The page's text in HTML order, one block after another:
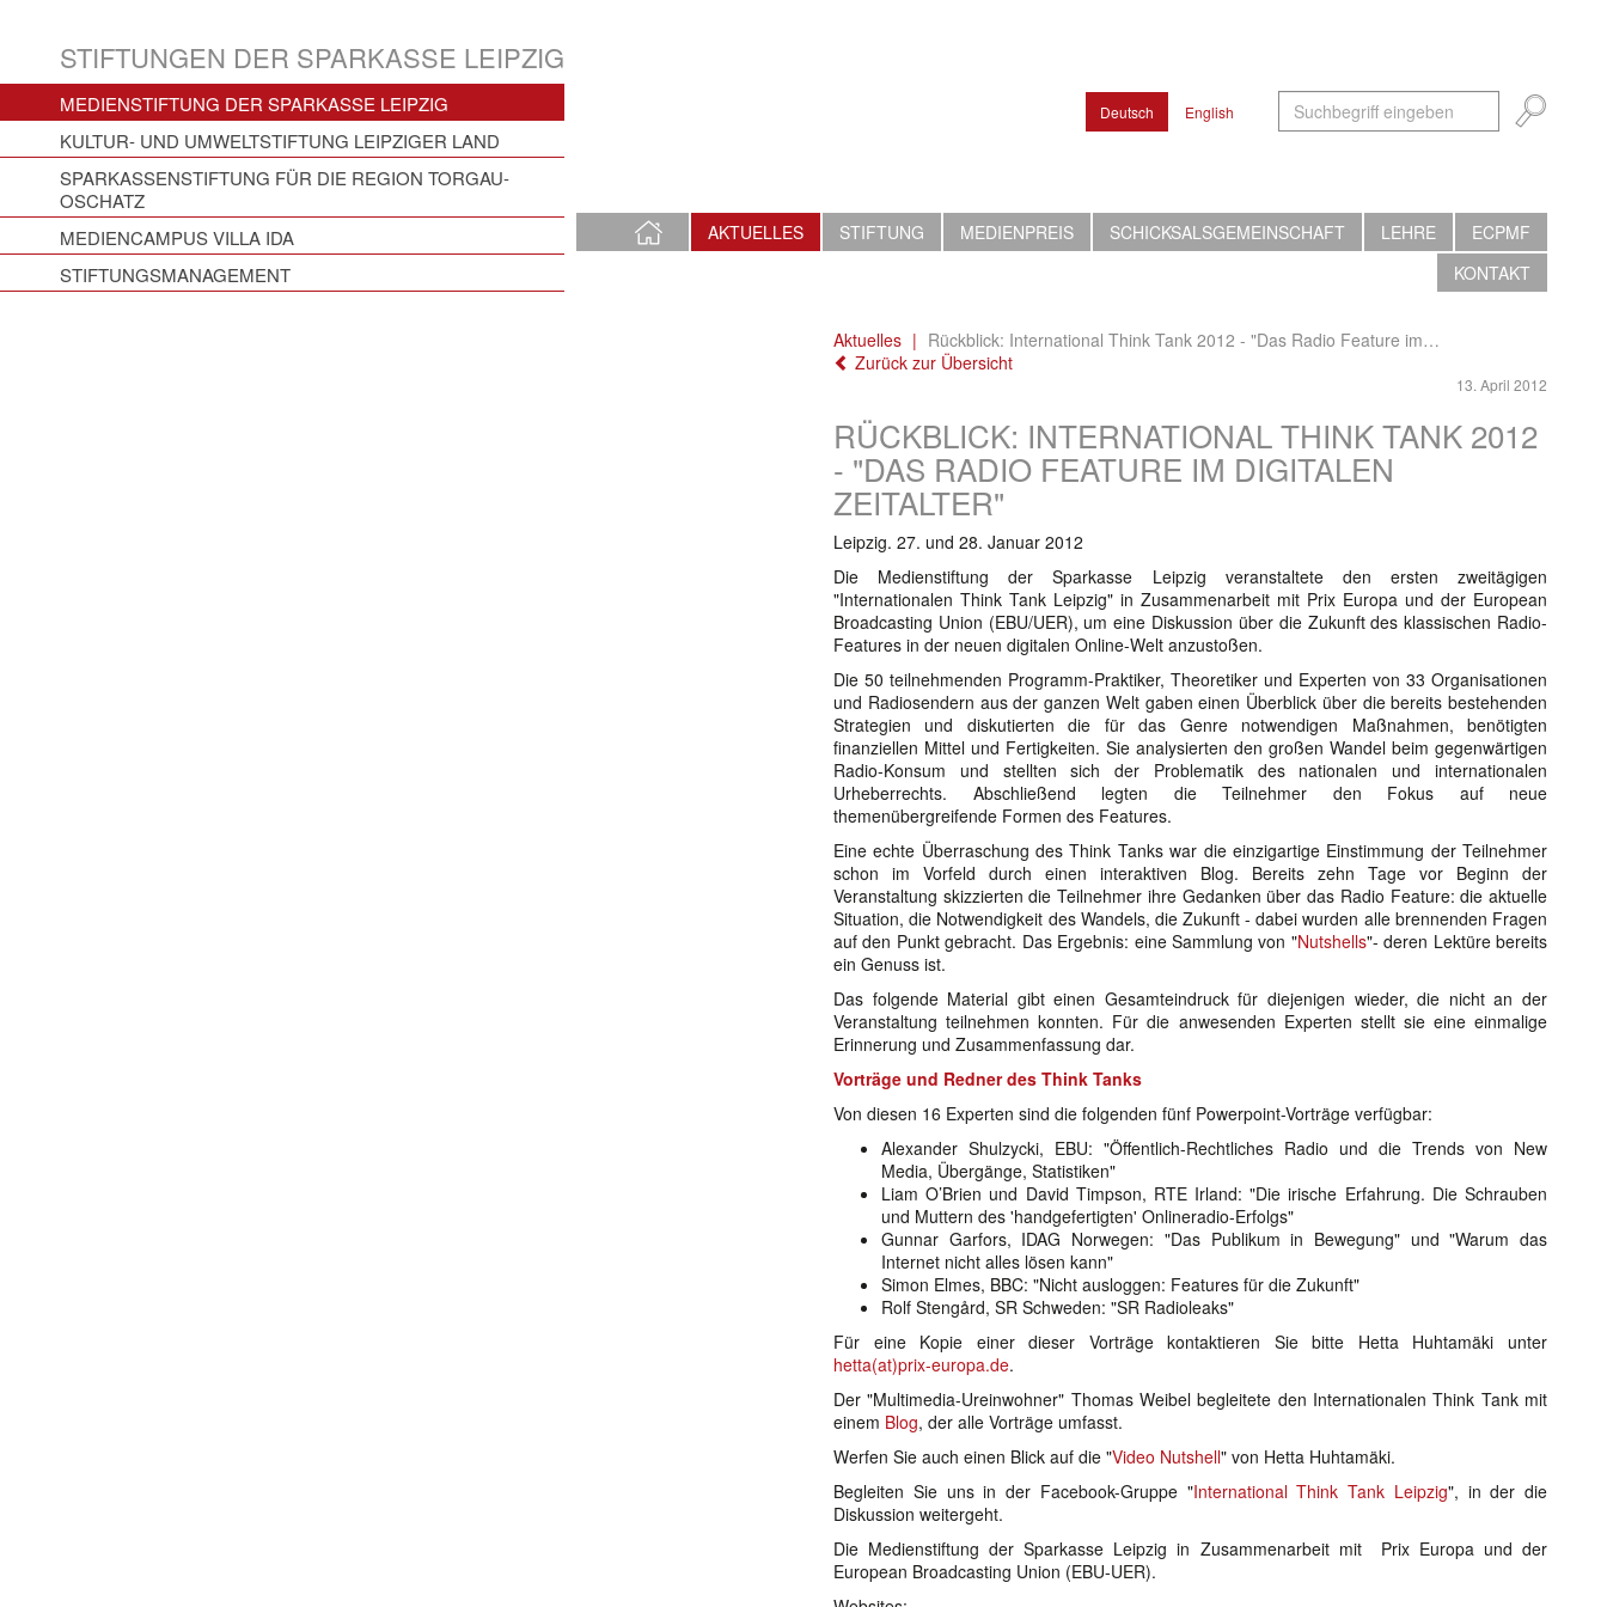
STIFTUNGEN DER SPARKASSE LEIPZIG
MEDIENSTIFTUNG DER SPARKASSE LEIPZIG
KULTUR- UND UMWELTSTIFTUNG LEIPZIGER LAND
SPARKASSENSTIFTUNG FÜR DIE REGION TORGAU-
OSCHATZ
MEDIENCAMPUS VILLA IDA
STIFTUNGSMANAGEMENT
Deutsch English
STARTSEITE
AKTUELLES STIFTUNG MEDIENPREIS SCHICKSALSGEMEINSCHAFT LEHRE
ECPMF
KONTAKT
Aktuelles
Rückblick: International Think Tank 2012 - "Das Radio Feature im…
Zurück zur Übersicht
13. April 2012
RÜCKBLICK: INTERNATIONAL THINK TANK 2012
- "DAS RADIO FEATURE IM DIGITALEN
ZEITALTER"
Leipzig. 27. und 28. Januar 2012
Die Medienstiftung der Sparkasse Leipzig veranstaltete den ersten zweitägigen
"Internationalen Think Tank Leipzig" in Zusammenarbeit mit Prix Europa und der European
Broadcasting Union (EBU/UER), um eine Diskussion über die Zukunft des klassischen Radio-
Features in der neuen digitalen Online-Welt anzustoßen.
Die 50 teilnehmenden Programm-Praktiker, Theoretiker und Experten von 33 Organisationen
und Radiosendern aus der ganzen Welt gaben einen Überblick über die bereits bestehenden
Strategien und diskutierten die für das Genre notwendigen Maßnahmen, benötigten
finanziellen Mittel und Fertigkeiten. Sie analysierten den großen Wandel beim gegenwärtigen
Radio-Konsum und stellten sich der Problematik des nationalen und internationalen
Urheberrechts. Abschließend legten die Teilnehmer den Fokus auf neue
themenübergreifende Formen des Features.
Eine echte Überraschung des Think Tanks war die einzigartige Einstimmung der Teilnehmer
schon im Vorfeld durch einen interaktiven Blog. Bereits zehn Tage vor Beginn der
Veranstaltung skizzierten die Teilnehmer ihre Gedanken über das Radio Feature: die aktuelle
Situation, die Notwendigkeit des Wandels, die Zukunft - dabei wurden alle brennenden Fragen
auf den Punkt gebracht. Das Ergebnis: eine Sammlung von "Nutshells"- deren Lektüre bereits
ein Genuss ist.
Das folgende Material gibt einen Gesamteindruck für diejenigen wieder, die nicht an der
Veranstaltung teilnehmen konnten. Für die anwesenden Experten stellt sie eine einmalige
Erinnerung und Zusammenfassung dar.
Vorträge und Redner des Think Tanks
Von diesen 16 Experten sind die folgenden fünf Powerpoint-Vorträge verfügbar:
Alexander Shulzycki, EBU: "Öffentlich-Rechtliches Radio und die Trends von New
Media, Übergänge, Statistiken"
Liam O’Brien und David Timpson, RTE Irland: "Die irische Erfahrung. Die Schrauben
und Muttern des 'handgefertigten' Onlineradio-Erfolgs"
Gunnar Garfors, IDAG Norwegen: "Das Publikum in Bewegung" und "Warum das
Internet nicht alles lösen kann"
Simon Elmes, BBC: "Nicht ausloggen: Features für die Zukunft"
Rolf Stengård, SR Schweden: "SR Radioleaks"
Für eine Kopie einer dieser Vorträge kontaktieren Sie bitte Hetta Huhtamäki unter
hetta(at)prix-europa.de.
Der "Multimedia-Ureinwohner" Thomas Weibel begleitete den Internationalen Think Tank mit
einem Blog, der alle Vorträge umfasst.
Werfen Sie auch einen Blick auf die "Video Nutshell" von Hetta Huhtamäki.
Begleiten Sie uns in der Facebook-Gruppe "International Think Tank Leipzig", in der die
Diskussion weitergeht.
Die Medienstiftung der Sparkasse Leipzig in Zusammenarbeit mit Prix Europa und der
European Broadcasting Union (EBU-UER).